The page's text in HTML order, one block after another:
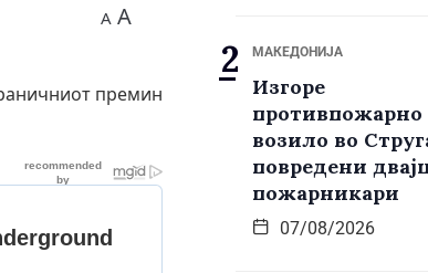
A A
премин
МАКЕДОНИЈА
Изгоре
противпожарно
возило во
повредени
пожарникари
07/08/2026